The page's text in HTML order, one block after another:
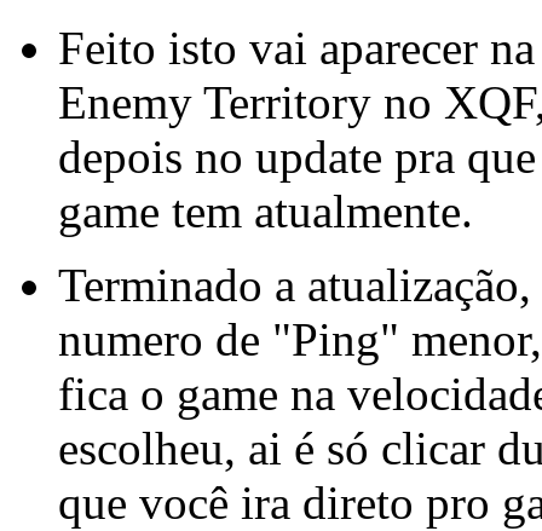
Feito isto vai aparecer
Enemy Territory no
depois no update pra
game tem atualmente.
Terminado a
numero de "Ping"
fica o game na
escolheu, ai é só clicar
que você ira direto pro